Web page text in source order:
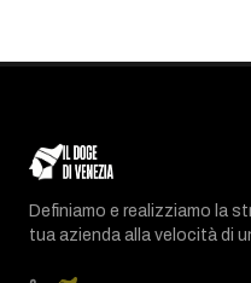
Definiamo e realizziamo la
tua azienda alla velocità di